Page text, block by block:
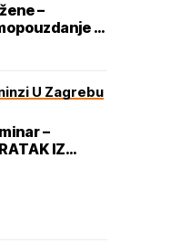
–
i
U Zagrebu
–
IZ